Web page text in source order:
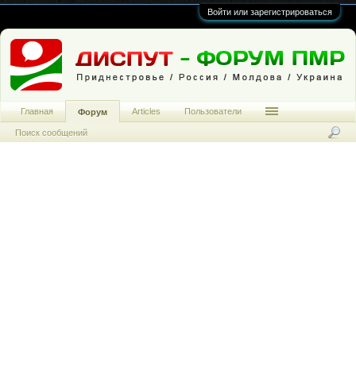
Войти или зарегистрироваться
Главная Форум
Поиск сообщений
Articles Пользователи